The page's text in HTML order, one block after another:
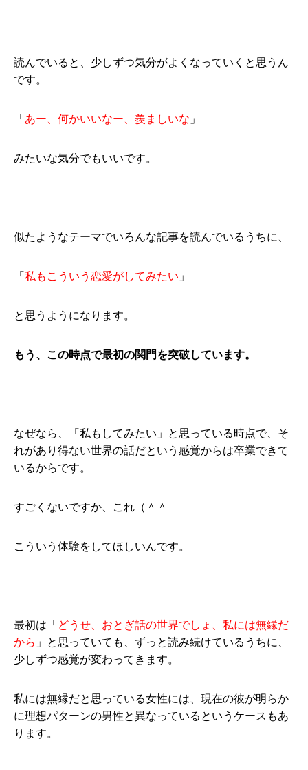
読んでいると、少しずつ気分がよくなっていくと思うん
です。
「 あー、何かいいなー、羨ましいな 」
みたいな気分でもいいです。
似たようなテーマでいろんな記事を読んでいるうちに、
「 私もこういう恋愛がしてみたい 」
と思うようになります。
もう、この時点で最初の関門を突破しています。
なぜなら、「私もしてみたい」と思っている時点で、そ
れがあり得ない世界の話だという感覚からは卒業できて
いるからです。
すごくないですか、これ（＾＾
こういう体験をしてほしいんです。
最初は「 どうせ、おとぎ話の世界でしょ、私には無縁だ
から 」と思っていても、ずっと読み続けているうちに、
少しずつ感覚が変わってきます。
私には無縁だと思っている女性には、現在の彼が明らか
に理想パターンの男性と異なっているというケースもあ
ります。